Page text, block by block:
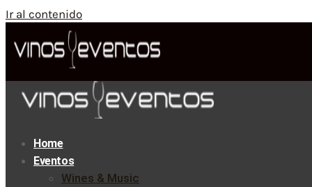
Ir al contenido
Home
Eventos
Wines & Music